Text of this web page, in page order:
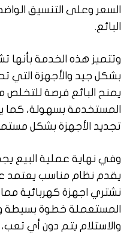
السعر وعلى التنسيق
البائع.
وتتميز هذه الخدمة بأنها
بشكل جيد والأجهزة التي
يمنح البائع فرصة للتخلص
المستخدمة بسهولة،
تجديد الأجهزة بشكل
وفي نهاية عملية البيع
يقدم نظام مناسب يعتمد
نشتري اجهزة كهربائية
المستعملة خطوة بسيطة
والاستلام يتم دون أي